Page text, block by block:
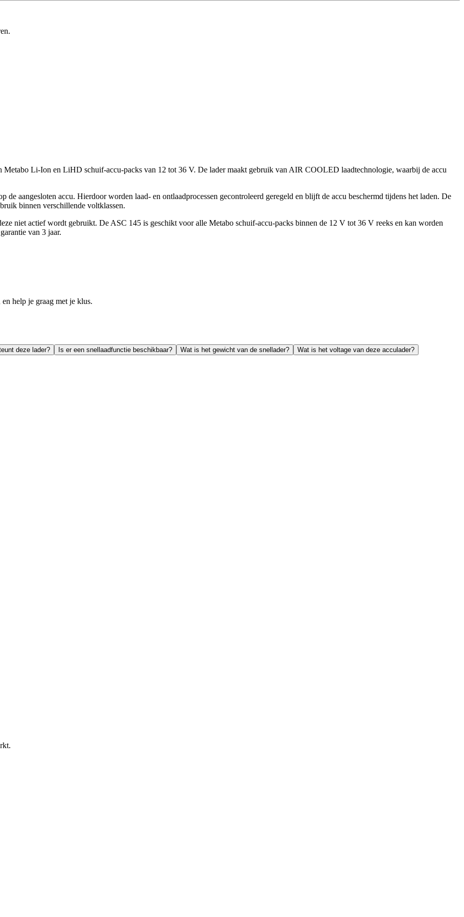
Metabo Li-Ion en LiHD schuif-accu-packs van 12 tot 36 V. De lader maakt gebruik van AIR COOLED laadtechnologie, waarbij de accu
de aangesloten accu. Hierdoor worden laad- en ontlaadprocessen gecontroleerd geregeld en blijft de accu beschermd tijdens het laden. De
binnen verschillende voltklassen.
niet actief wordt gebruikt. De ASC 145 is geschikt voor alle Metabo schuif-accu-packs binnen de 12 V tot 36 V reeks en kan worden
van 3 jaar.
help je graag met je klus.
deze lader? Is er een snellaadfunctie beschikbaar? Wat is het gewicht van de snellader?
Wat is het voltage van deze acculader?